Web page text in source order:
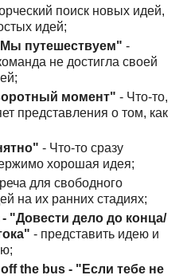
поиск новых идей,
идей;
путешествуем" -
не достигла своей
момент" - Что-то,
представления о том, как
- Что-то сразу
хорошая идея;
для свободного
на их ранних стадиях;
"Довести дело до конца/
- представить идею и
the bus - "Если тебе не